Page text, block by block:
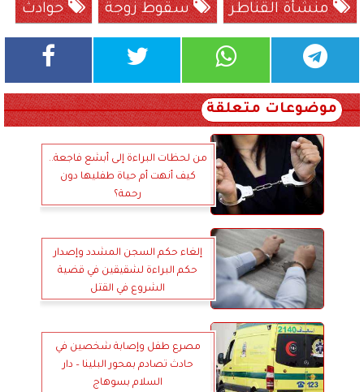
منشأة القناطر
سقوط زوجة حوادث
موضوعات متعلقة
من لحظات البراءة إلى أبشع فاجعة..
كيف أنهت أم حياة طفليها دون
رحمة؟
إلغاء حكم السجن المشدد وإصدار
حكم البراءة لشقيقين في قضية
الشروع في القتل
مصرع طفل وإصابة شخصين في
حادث تصادم بمحور البلينا – دار
السلام بسوهاج